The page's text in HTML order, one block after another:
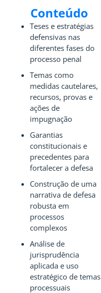
Conteúdo
Teses e estratégias
defensivas nas
diferentes fases do
processo penal
Temas como
medidas cautelares,
recursos, provas e
ações de
impugnação
Garantias
constitucionais e
precedentes para
fortalecer a defesa
Construção de uma
narrativa de defesa
robusta em
processos
complexos
Análise de
jurisprudência
aplicada e uso
estratégico de temas
processuais